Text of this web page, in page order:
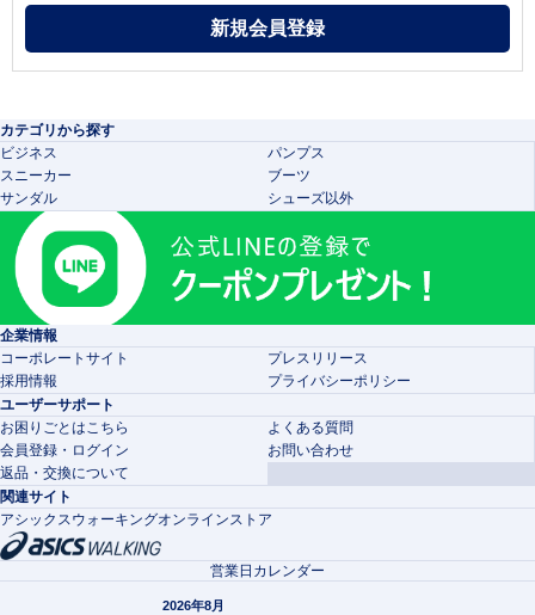
カテゴリから探す
ビジネス
パンプス
スニーカー
ブーツ
サンダル
シューズ以外
企業情報
コーポレートサイト
プレスリリース
採用情報
プライバシーポリシー
ユーザーサポート
お困りごとはこちら
よくある質問
会員登録・ログイン
お問い合わせ
返品・交換について
関連サイト
アシックスウォーキングオンラインストア
営業日カレンダー
2026年8月